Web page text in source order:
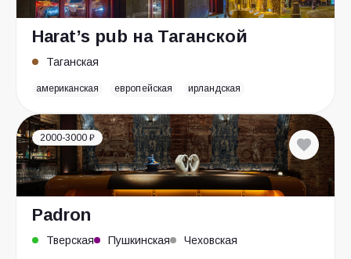
Harat’s pub на Таганской
Таганская
американская европейская ирландская
2000-3000 ₽
Padron
Тверская Пушкинская Чеховская